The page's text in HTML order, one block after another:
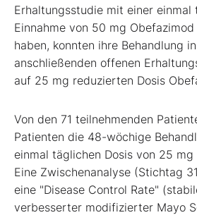
Erhaltungsstudie mit einer einmal
Einnahme von 50 mg
haben, konnten ihre Behandlung
anschließenden offenen
auf 25 mg reduzierten Dosis
Von den 71 teilnehmenden
Patienten die 48-wöchige
einmal täglichen Dosis von 25
Eine Zwischenanalyse (Stichtag
eine "Disease Control Rate"
verbesserter modifizierter Mayo